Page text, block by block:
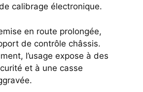
calibrage électronique.
en route prolongée,
de contrôle châssis.
l’usage expose à des
et à une casse